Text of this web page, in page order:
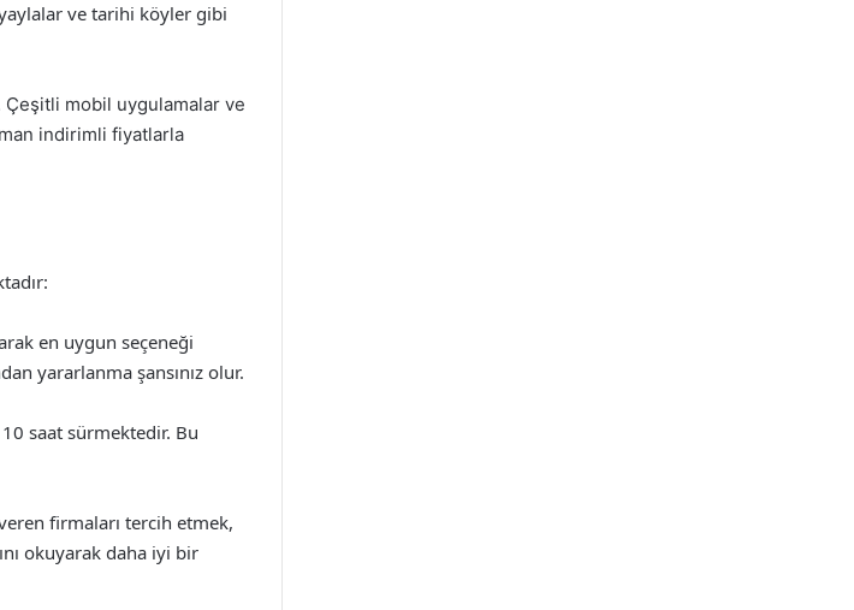
yaylalar ve tarihi köyler gibi
Çeşitli mobil uygulamalar ve
indirimli fiyatlarla
en uygun seçeneği
yararlanma şansınız olur.
saat sürmektedir. Bu
firmaları tercih etmek,
okuyarak daha iyi bir